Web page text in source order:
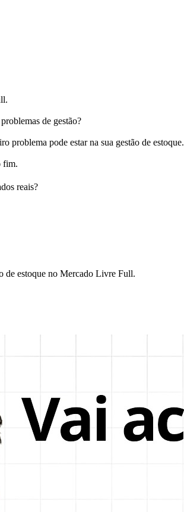
de gestão?
problema pode estar na sua gestão de estoque.
fim.
reais?
de estoque no Mercado Livre Full.